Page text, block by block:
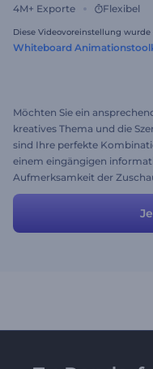
4M+ Exporte Flexibel
Diese Videovoreinstellung
Whiteboard
Möchten Sie ein
kreatives Thema und die
sind Ihre perfekte
einem eingängigen
Aufmerksamkeit der
Struktur dieses
Fügen Sie neue Szenen
nicht benötigen, um das